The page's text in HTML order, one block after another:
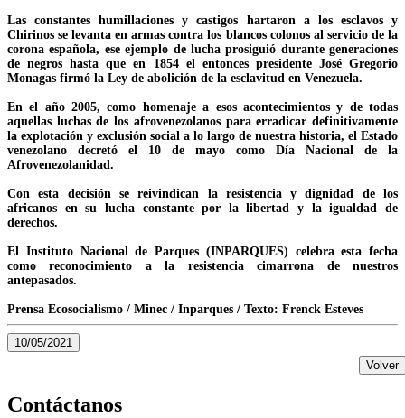
Las constantes humillaciones y castigos hartaron a los esclavos y
Chirinos se levanta en armas contra los blancos colonos al servicio de la
corona española, ese ejemplo de lucha prosiguió durante generaciones
de negros hasta que en 1854 el entonces presidente José Gregorio
Monagas firmó la Ley de abolición de la esclavitud en Venezuela.
En el año 2005, como homenaje a esos acontecimientos y de todas
aquellas luchas de los afrovenezolanos para erradicar definitivamente
la explotación y exclusión social a lo largo de nuestra historia, el Estado
venezolano decretó el 10 de mayo como Día Nacional de la
Afrovenezolanidad.
Con esta decisión se reivindican la resistencia y dignidad de los
africanos en su lucha constante por la libertad y la igualdad de
derechos.
El Instituto Nacional de Parques (INPARQUES) celebra esta fecha
como reconocimiento a la resistencia cimarrona de nuestros
antepasados.
Prensa Ecosocialismo / Minec / Inparques / Texto: Frenck Esteves
10/05/2021
Volver
Contáctanos